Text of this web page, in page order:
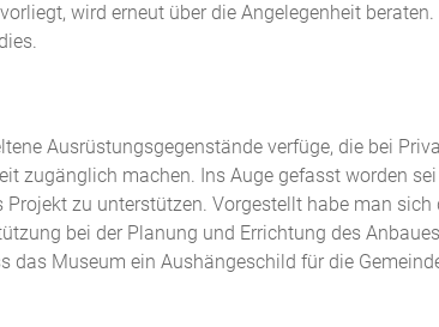
wird erneut über die Angelegenheit
Ausrüstungsgegenstände verfüge, die bei
zugänglich machen. Ins Auge gefasst worden
zu unterstützen. Vorgestellt habe man sich
bei der Planung und Errichtung des
Museum ein Aushängeschild für die